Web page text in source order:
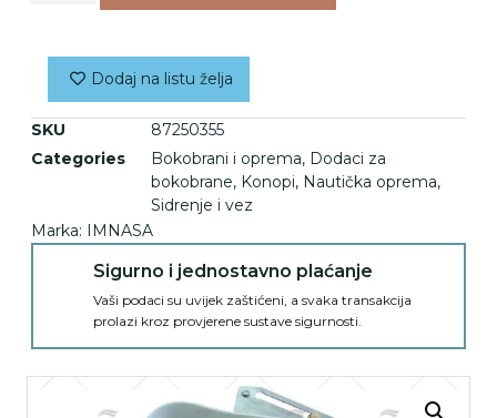
Dodaj na listu želja
SKU
87250355
Categories
Bokobrani i oprema, Dodaci za
bokobrane, Konopi, Nautička oprema,
Sidrenje i vez
Marka: IMNASA
Sigurno i jednostavno plaćanje
Vaši podaci su uvijek zaštićeni, a svaka transakcija
prolazi kroz provjerene sustave sigurnosti.